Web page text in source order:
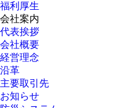
福利厚生
会社案内
代表挨拶
会社概要
経営理念
沿革
主要取引先
お知らせ